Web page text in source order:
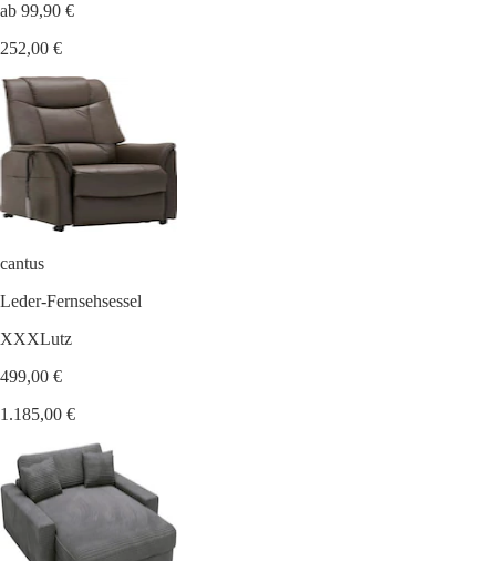
ab 99,90 €
252,00 €
cantus
Leder-Fernsehsessel
XXXLutz
499,00 €
1.185,00 €